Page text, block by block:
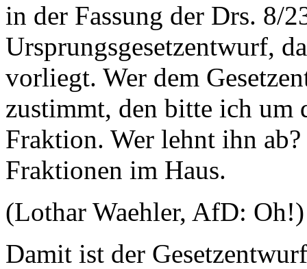
in der Fassung der Drs. 8/
Ursprungsgesetzentwurf,
vorliegt. Wer dem
zustimmt, den bitte ich um
Fraktion. Wer lehnt ihn
Fraktionen im Haus.
(Lothar Waehler, AfD: Oh!)
Damit ist der